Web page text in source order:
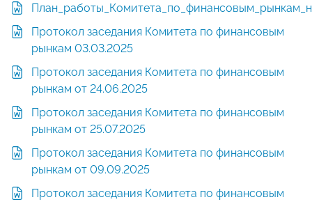
Протокол заседания Комитета по финансовым
рынкам 03.03.2025
Протокол заседания Комитета по финансовым
рынкам от 24.06.2025
Протокол заседания Комитета по финансовым
рынкам от 25.07.2025
Протокол заседания Комитета по финансовым
рынкам от 09.09.2025
Протокол заседания Комитета по финансовым